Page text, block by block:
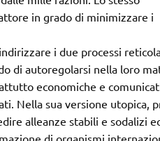
in grado di minimizzare i
i due processi
di autoregolarsi nella loro
economiche e
Nella sua versione utopica,
alleanze stabili e sodalizi
di organismi